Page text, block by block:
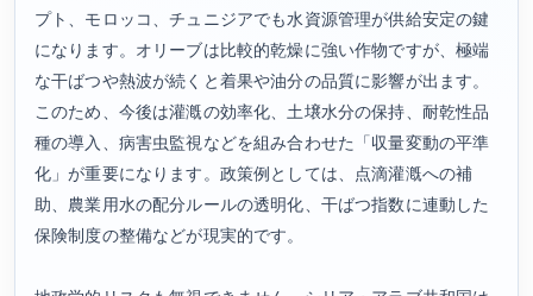
プト、モロッコ、チュニジアでも水資源管理が供給安定の鍵
になります。オリーブは比較的乾燥に強い作物ですが、極端
な干ばつや熱波が続くと着果や油分の品質に影響が出ます。
このため、今後は灌漑の効率化、土壌水分の保持、耐乾性品
種の導入、病害虫監視などを組み合わせた「収量変動の平準
化」が重要になります。政策例としては、点滴灌漑への補
助、農業用水の配分ルールの透明化、干ばつ指数に連動した
保険制度の整備などが現実的です。